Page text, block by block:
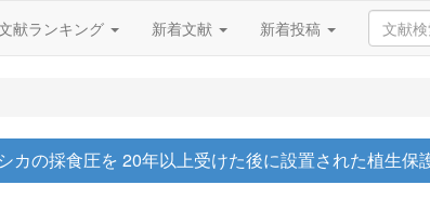
献ランキング 新着文献 新着投稿
カの採食圧を 20年以上受けた後に設置された植生